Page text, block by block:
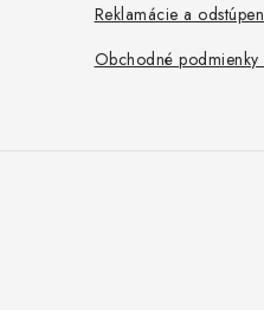
Reklamácie a
Obchodné